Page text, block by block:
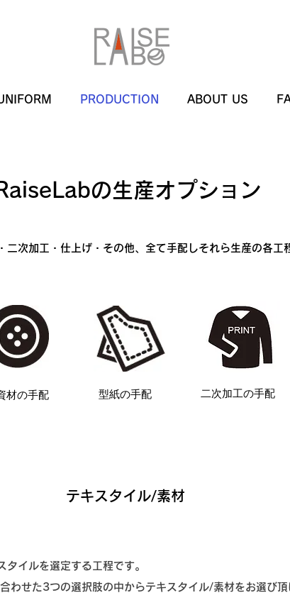
PRODUCTION ABOUT US
の生産オプション
二次加工・仕上げ・その他、全て手配しそれら生産の各工
材の手配 ​型紙の手配 ​二次加工の手配
​テキスタイル/素材
イルを選定する工程です。
わせた3つの選択肢の中からテキスタイル/素材をお選び頂